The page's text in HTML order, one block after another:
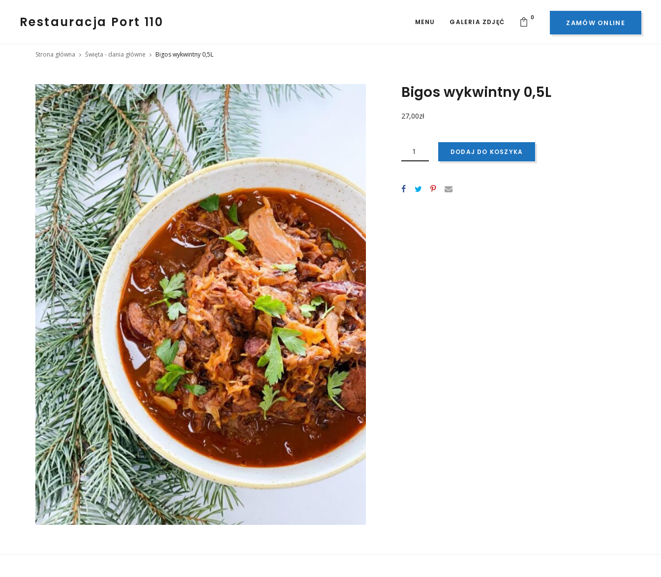
Restauracja Port 110 ZAMÓW ONLINE
MENU GALERIA ZDJĘĆ
0
Strona główna Święta - dania główne Bigos wykwintny 0,5L
Bigos wykwintny 0,5L
27,00zł
BIGOS
WYKWINTNY DODAJ DO KOSZYKA